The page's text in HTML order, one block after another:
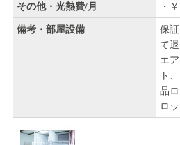
その他・光熱費/月 ・
備考・部屋設備
保
て
エ
ト
品
ロ